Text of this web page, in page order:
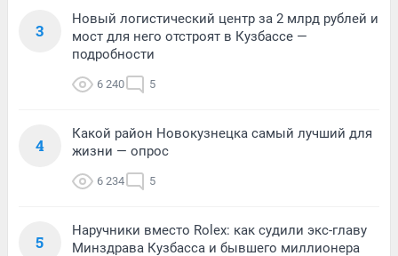
3
Новый логистический центр за 2 млрд рублей и
мост для него отстроят в Кузбассе —
подробности
6 240 5
4
Какой район Новокузнецка самый лучший для
жизни — опрос
6 234 5
5
Наручники вместо Rolex: как судили экс-главу
Минздрава Кузбасса и бывшего миллионера